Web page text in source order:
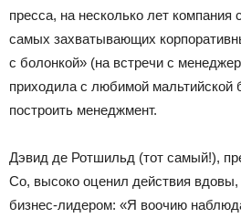
пресса, на несколько лет компания
самых захватывающих
с болонкой» (на встречи с
приходила с любимой мальтийской
построить менеджмент.
Дэвид де Ротшильд (тот самый!),
Co, высоко оценил действия вдовы,
бизнес-лидером: «Я воочию